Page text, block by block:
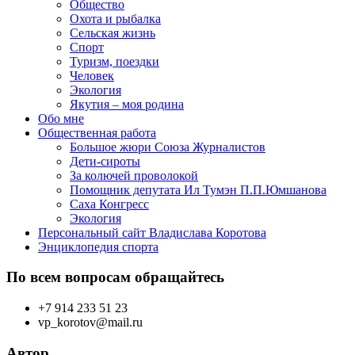
Общество
Охота и рыбалка
Сельская жизнь
Спорт
Туризм, поездки
Человек
Экология
Якутия – моя родина
Обо мне
Общественная работа
Большое жюри Союза Журналистов
Дети-сироты
За колючей проволокой
Помощник депутата Ил Тумэн П.П.Юмшанова
Саха Конгресс
Экология
Персональный сайт Владислава Коротова
Энциклопедия спорта
По всем вопросам обращайтесь
+7 914 233 51 23
vp_korotov@mail.ru